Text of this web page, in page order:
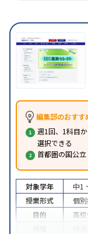
編集部のおすす
週1回、1科目
選択できる
首都圏の国公
対象学年
中1
授業形式
個
目的
高
特